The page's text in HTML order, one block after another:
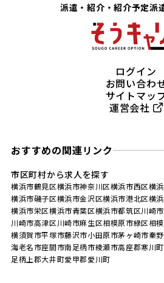
派遣・紹介・紹介予定派
ログイン
お問い合わ
サイトマッ
運営会社
おすすめの関連リンク
市区町村から求人を探す
横浜市鶴見区横浜市神奈川区横浜市西区横
横浜市磯子区横浜市金沢区横浜市港北区横
横浜市栄区横浜市青葉区横浜市都筑区川崎
川崎市高津区川崎市麻生区相模原市緑区相
横須賀市平塚市藤沢市小田原市茅ヶ崎市秦
海老名市座間市南足柄市綾瀬市高座郡寒川町
足柄上郡大井町愛甲郡愛川町